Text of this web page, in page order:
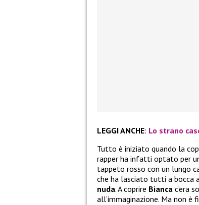
LEGGI ANCHE: Lo strano
Tutto è iniziato quando la
rapper ha infatti optato per
tappeto rosso con un lungo
che ha lasciato tutti a bocca
nuda. A coprire Bianca c’era
all’immaginazione. Ma non è